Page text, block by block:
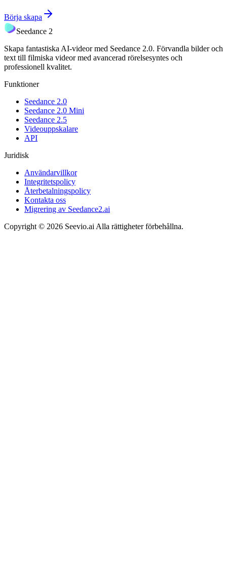
Börja skapa
Seedance 2
Skapa fantastiska AI-videor med Seedance 2.0. Förvandla bilder och
text till filmiska videor med avancerad rörelsesyntes och
professionell kvalitet.
Funktioner
Seedance 2.0
Seedance 2.0 Mini
Seedance 2.5
Videouppskalare
API
Juridisk
Användarvillkor
Integritetspolicy
Återbetalningspolicy
Kontakta oss
Migrering av Seedance2.ai
Copyright © 2026 Seevio.ai Alla rättigheter förbehållna.